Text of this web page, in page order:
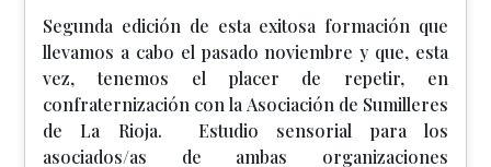
Segunda edición de esta exitosa formación que
llevamos a cabo el pasado noviembre y que, esta
vez, tenemos el placer de repetir, en
confraternización con la Asociación de Sumilleres
de La Rioja. Estudio sensorial para los
asociados/as de ambas organizaciones